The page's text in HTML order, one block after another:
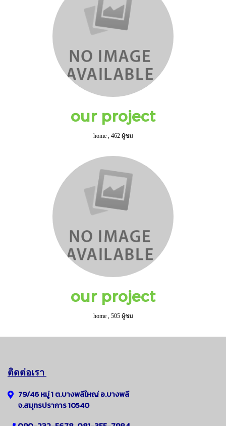
our project
home, 462 ผู้ชม
our project
home, 505 ผู้ชม
ติดต่อเรา
79/46 หมู่ 1 ต.บางพลีใหญ่อ.บางพลี
จ.สมุทรปราการ 10540